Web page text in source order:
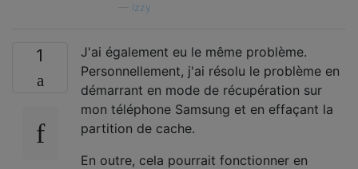
Izzy
1
J'ai également eu le même problème.
Personnellement, j'ai résolu le problème en
démarrant en mode de récupération sur
mon téléphone Samsung et en effaçant la
partition de cache.
En outre, cela pourrait fonctionner en